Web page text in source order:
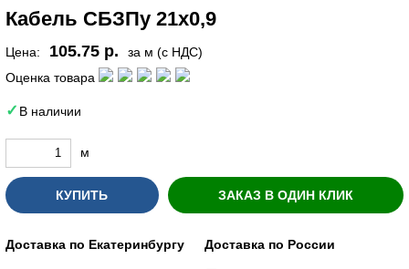
Кабель СБЗПу 21х0,9
Цена: 105.75 р.
за м (с НДС)
Оценка товара
В наличии
м
КУПИТЬ ЗАКАЗ В ОДИН КЛИК
Доставка по Екатеринбургу Доставка по России